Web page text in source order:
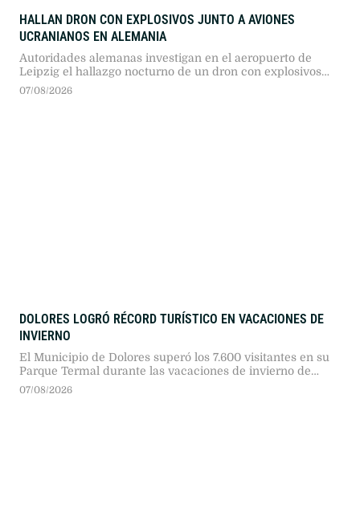
HALLAN DRON CON EXPLOSIVOS JUNTO A AVIONES
UCRANIANOS EN ALEMANIA
Autoridades alemanas investigan en el aeropuerto de
Leipzig el hallazgo nocturno de un dron con explosivos
cerca de aeronaves ucranianas, un presunto sabotaje que
07/08/2026
DOLORES LOGRÓ RÉCORD TURÍSTICO EN VACACIONES DE
INVIERNO
El Municipio de Dolores superó los 7.600 visitantes en su
Parque Termal durante las vacaciones de invierno de
2026. La cifra representó un incremento del 29 por ciento
07/08/2026